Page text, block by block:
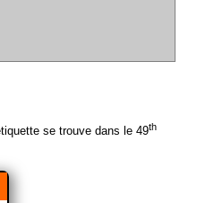
se trouve dans le 49th